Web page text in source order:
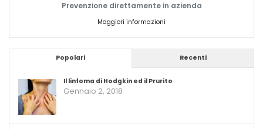
Prevenzione direttamente in azienda
Maggiori informazioni
Popolari Recenti
Il linfoma di Hodgkin ed il Prurito
Gennaio 2, 2018